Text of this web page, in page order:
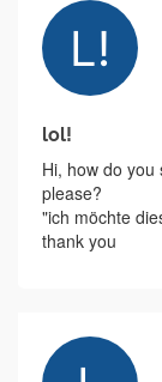
lol!
Hi, how do
please?
"ich möchte
thank you